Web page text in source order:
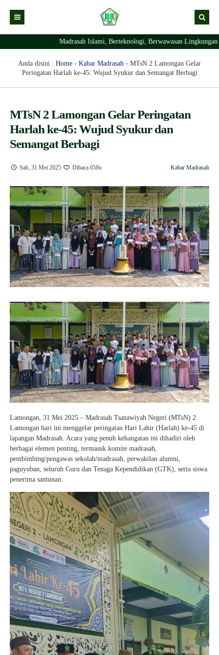
Kabar Madrasah
Profil Madrasah
Ekstrakurikuler Madrasah
KURIKULUM
Struktur Organisasi Madrasah
Madrasah Islami, Berteknologi, Berwawasan Lingkungan Dan
Anda disini : Home - Kabar Madrasah - MTsN 2 Lamongan Gelar
Peringatan Harlah ke-45: Wujud Syukur dan Semangat Berbagi
MTsN 2 Lamongan Gelar Peringatan
Harlah ke-45: Wujud Syukur dan
Semangat Berbagi
Sab, 31 Mei 2025 Dibaca 658x Kabar Madrasah
Lamongan, 31 Mei 2025 – Madrasah Tsanawiyah Negeri (MTsN) 2
Lamongan hari ini menggelar peringatan Hari Lahir (Harlah) ke-45 di
lapangan Madrasah. Acara yang penuh kehangatan ini dihadiri oleh
berbagai elemen penting, termasuk komite madrasah,
pembimbing/pengawas sekolah/madrasah, perwakilan alumni,
paguyuban, seluruh Guru dan Tenaga Kependidikan (GTK), serta siswa
penerima santunan.